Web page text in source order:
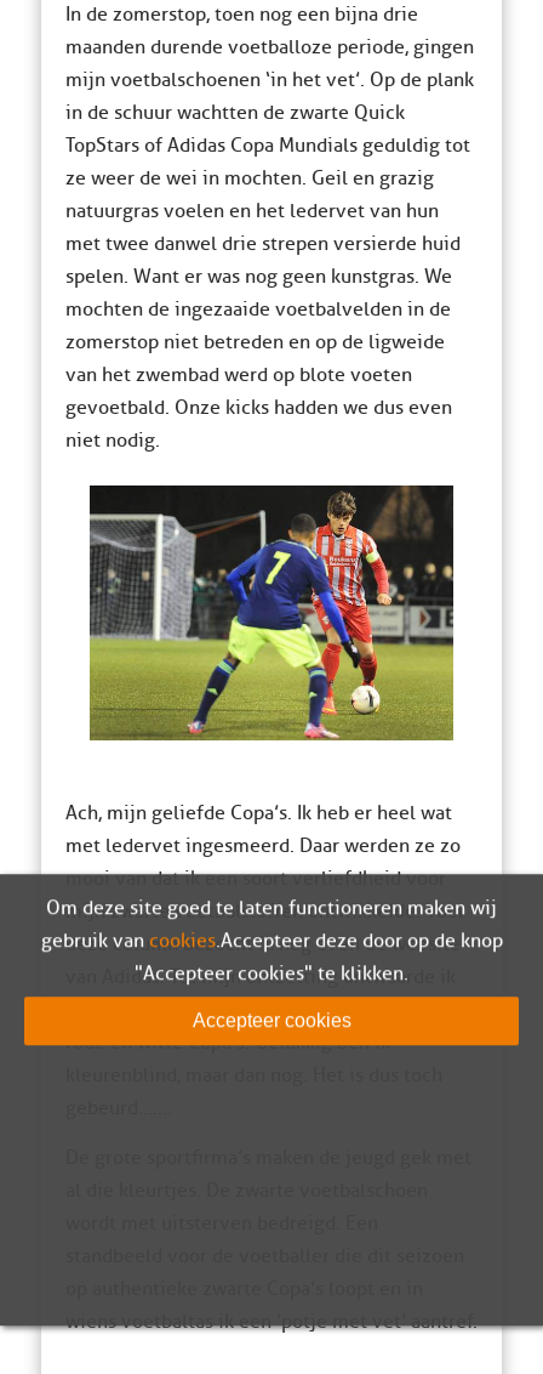
In de zomerstop, toen nog een bijna drie
maanden durende voetballoze periode, gingen
mijn voetbalschoenen ‘in het vet’. Op de plank
in de schuur wachtten de zwarte Quick
TopStars of Adidas Copa Mundials geduldig tot
ze weer de wei in mochten. Geil en grazig
natuurgras voelen en het ledervet van hun
met twee danwel drie strepen versierde huid
spelen. Want er was nog geen kunstgras. We
mochten de ingezaaide voetbalvelden in de
zomerstop niet betreden en op de ligweide
van het zwembad werd op blote voeten
gevoetbald. Onze kicks hadden we dus even
niet nodig.
Ach, mijn geliefde Copa’s. Ik heb er heel wat
met ledervet ingesmeerd. Daar werden ze zo
mooi van dat ik een soort verliefdheid voor
mijn zwarte voetbalsloffen ontwikkelde. Voor
deze column bezocht ik nog even de website
van Adidas. Tot mijn ontzetting ontwaarde ik
een horrorscenario van groene, blauwe, oranje,
rode en witte Copa’s. Gelukkig ben ik
wiens voetbaltas ik een ‘potje met vet’ aantref.
Om deze site goed te laten functioneren maken wij
gebruik van cookies. Accepteer deze door op de knop
"Accepteer cookies" te klikken.
Accepteer cookies